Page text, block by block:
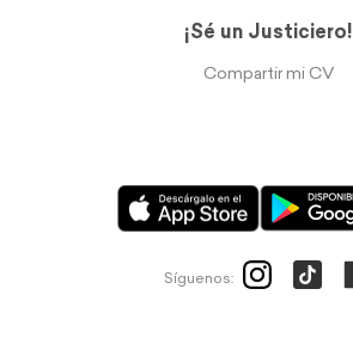
¡Sé un Justiciero!
Compartir mi CV
Síguenos: